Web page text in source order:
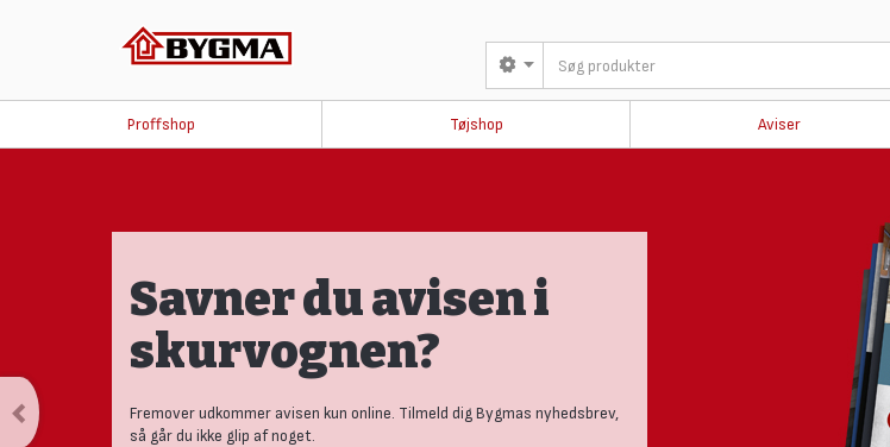
Proffshop Tøjshop Aviser
Savner du avisen i
skurvognen?
Fremover udkommer avisen kun online. Tilmeld dig Bygmas nyhedsbrev,
så går du ikke glip af noget.